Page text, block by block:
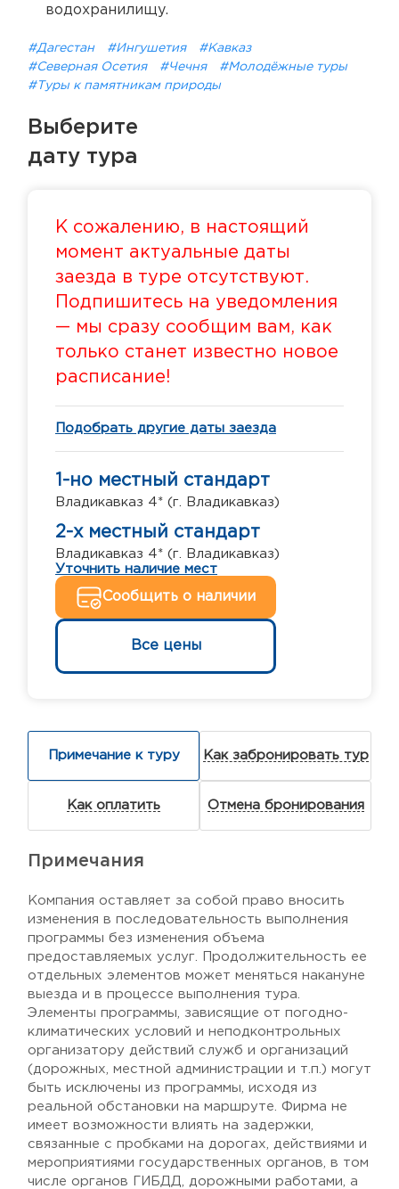
водохранилищу.
#Дагестан #Ингушетия
#Кавказ
#Северная Осетия
#Чечня
#Молодёжные туры
#Туры к памятникам природы
Выберите
дату тура
К сожалению, в настоящий
момент актуальные даты
заезда в туре отсутствуют.
Подпишитесь на уведомления
— мы сразу сообщим вам, как
только станет известно новое
расписание!
Подобрать другие даты заезда
1-но местный стандарт
Владикавказ 4* (г. Владикавказ)
2-х местный стандарт
Владикавказ 4* (г. Владикавказ)
Уточнить наличие мест
Сообщить о наличии
Все цены
Примечание к туру Как забронировать тур
Как оплатить Отмена бронирования
Примечания
Компания оставляет за собой право вносить
изменения в последовательность выполнения
программы без изменения объема
предоставляемых услуг. Продолжительность ее
отдельных элементов может меняться накануне
выезда и в процессе выполнения тура.
Элементы программы, зависящие от погодно-
климатических условий и неподконтрольных
организатору действий служб и организаций
(дорожных, местной администрации и т.п.) могут
быть исключены из программы, исходя из
реальной обстановки на маршруте. Фирма не
имеет возможности влиять на задержки,
связанные с пробками на дорогах, действиями и
мероприятиями государственных органов, в том
числе органов ГИБДД, дорожными работами, а